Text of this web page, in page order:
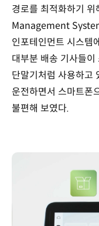
경로를 최적화하기
Management
인포테인먼트 시스템
대부분 배송 기사들
단말기처럼 사용하고
운전하면서 스마트폰
불편해 보였다.